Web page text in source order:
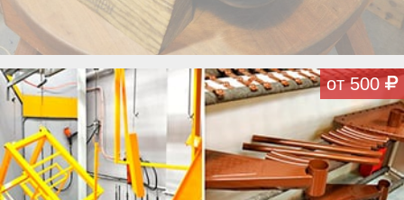
от 500